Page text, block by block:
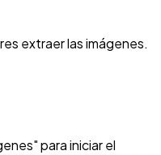
extraer las imágenes.
para iniciar el